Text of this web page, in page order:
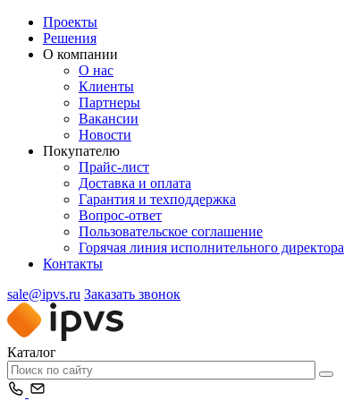
Проекты
Решения
О компании
О нас
Клиенты
Партнеры
Вакансии
Новости
Покупателю
Прайс-лист
Доставка и оплата
Гарантия и техподдержка
Вопрос-ответ
Пользовательское соглашение
Горячая линия исполнительного директора
Контакты
sale@ipvs.ru Заказать звонок
Каталог